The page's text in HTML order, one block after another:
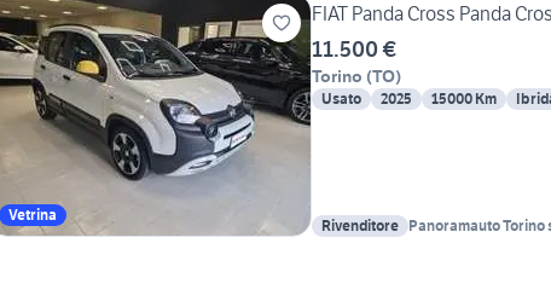
Vetrina
FIAT Panda Cross Panda
11.500 €
Torino (TO)
Usato 2025 15000 Km
Rivenditore Panoramauto Torino